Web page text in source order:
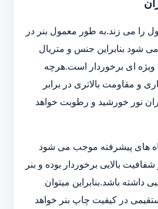
را می زند.به طور معمول بنر در
شود بنابراین جنس و متریال
ویژه ای برخوردار است.هرچه
و مقاومت بالاتری در برابر
نور خورشید و رطوبت خواهد
های پیشرفته موجب می شود
بالایی برخوردار بوده و بنر
باشد.بنابراین میتوان
در کیفیت چاپ بنر خواهد